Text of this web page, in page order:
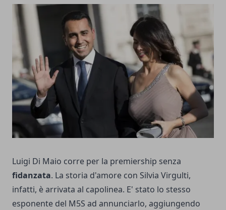
Luigi Di Maio corre per la premiership senza
fidanzata. La storia d'amore con Silvia Virgulti,
infatti, è arrivata al capolinea. E' stato lo stesso
esponente del M5S ad annunciarlo, aggiungendo